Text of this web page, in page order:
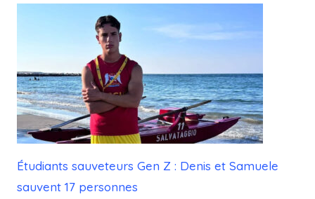
Étudiants sauveteurs Gen Z : Denis et Samuele
sauvent 17 personnes